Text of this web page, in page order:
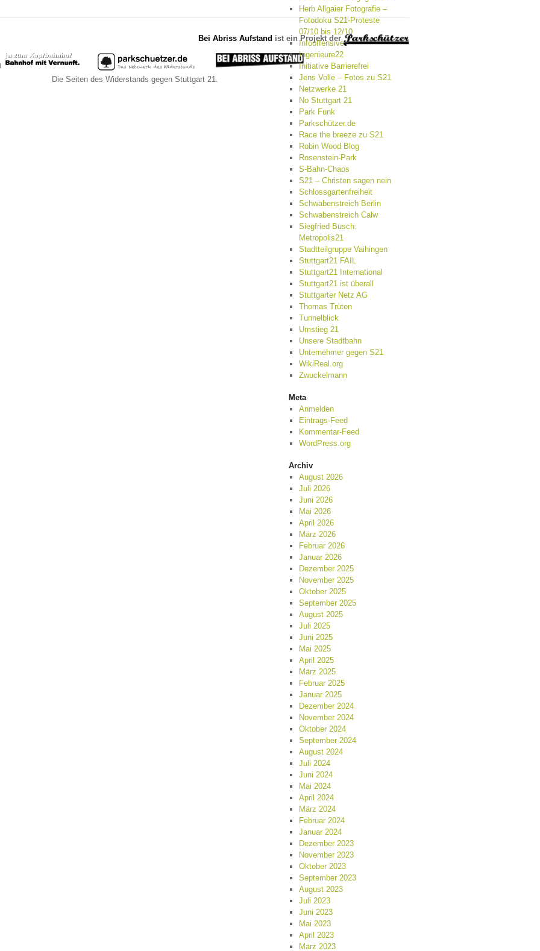
Herb Allgaier Fotografie –
Fotodoku S21-Proteste
07/10 bis 12/10
Infooffensive
Ingenieure22
Initiative Barrierefrei
Jens Volle – Fotos zu S21
Netzwerke 21
No Stuttgart 21
Park Funk
Parkschützer.de
Race the breeze zu S21
Robin Wood Blog
Rosenstein-Park
S-Bahn-Chaos
S21 – Christen sagen nein
Schlossgartenfreiheit
Schwabenstreich Berlin
Schwabenstreich Calw
Siegfried Busch:
Metropolis21
Stadtteilgruppe Vaihingen
Stuttgart21 FAIL
Stuttgart21 International
Stuttgart21 ist überall
Stuttgarter Netz AG
Thomas Trüten
Tunnelblick
Umstieg 21
Unsere Stadtbahn
Unternehmer gegen S21
WikiReal.org
Zwuckelmann
Meta
Anmelden
Eintrags-Feed
Kommentar-Feed
WordPress.org
Archiv
August 2026
Juli 2026
Juni 2026
Mai 2026
April 2026
März 2026
Februar 2026
Januar 2026
Dezember 2025
November 2025
Oktober 2025
September 2025
August 2025
Juli 2025
Juni 2025
Mai 2025
April 2025
März 2025
Februar 2025
Januar 2025
Dezember 2024
November 2024
Oktober 2024
September 2024
August 2024
Juli 2024
Juni 2024
Mai 2024
April 2024
März 2024
Februar 2024
Januar 2024
Dezember 2023
November 2023
Oktober 2023
September 2023
August 2023
Juli 2023
Juni 2023
Mai 2023
April 2023
März 2023
Bei Abriss Aufstand ist ein Projekt der
Die Seiten des Widerstands gegen Stuttgart 21.